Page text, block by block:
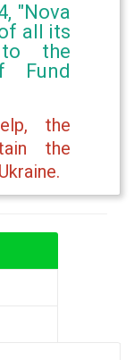
"Nova
all its
the
Fund
the
the